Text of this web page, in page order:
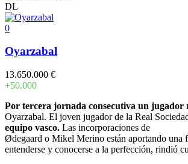
DL
0
Oyarzabal
13.650.000 €
+50.000
Por tercera jornada consecutiva un jugador
Oyarzabal. El joven jugador de la Real
equipo vasco. Las incorporaciones de
Ødegaard o Mikel Merino están aportando una
entenderse y conocerse a la perfección, rindió